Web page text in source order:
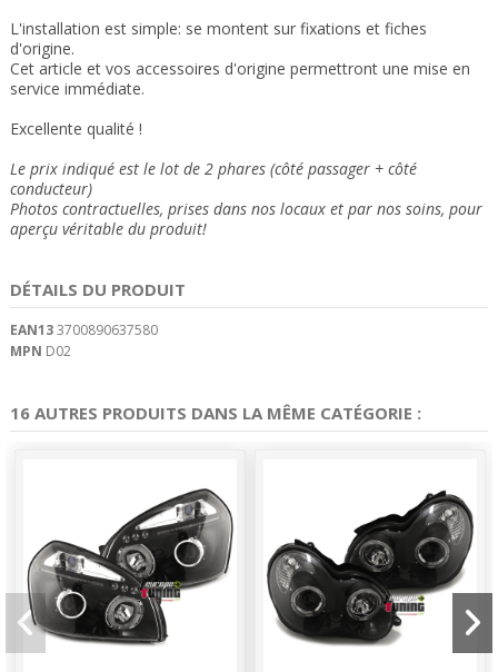
L'installation est simple: se montent sur fixations et fiches
d'origine.
Cet article et vos accessoires d'origine permettront une mise en
service immédiate.
Excellente qualité !
Le prix indiqué est le lot de 2 phares (côté passager + côté
conducteur)
Photos contractuelles, prises dans nos locaux et par nos soins, pour
aperçu véritable du produit!
DÉTAILS DU PRODUIT
EAN133700890637580
MPN D02
16 AUTRES PRODUITS DANS LA MÊME CATÉGORIE :